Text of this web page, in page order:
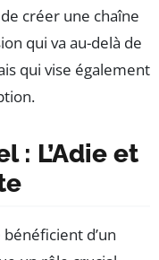
créer une chaîne
qui va au-delà de
qui vise également
: L’Adie et
bénéficient d’un